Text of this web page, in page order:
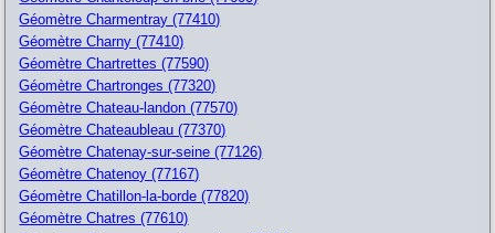
Géomètre Charmentray (77410)
Géomètre Charny (77410)
Géomètre Chartrettes (77590)
Géomètre Chartronges (77320)
Géomètre Chateau-landon (77570)
Géomètre Chateaubleau (77370)
Géomètre Chatenay-sur-seine (77126)
Géomètre Chatenoy (77167)
Géomètre Chatillon-la-borde (77820)
Géomètre Chatres (77610)